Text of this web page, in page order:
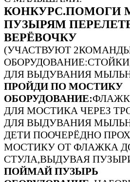
ПУЗЫРЯМ
ВЕРЁВОЧКУ
(УЧАСТВУЮТ
ДЛЯ ВЫДУВАНИЯ
ПРОЙДИ ПО МОСТИКУ
ОБОРУДОВАНИЕ:
ДЛЯ МОСТИКА ЧЕРЕЗ
ДЛЯ ВЫДУВАНИЯ
ДЕТИ ПООЧЕРЁДНО
МОСТИКУ ОТ ФЛАЖКА
СТУЛА,ВЫДУВАЯ
ПОЙМАЙ ПУЗЫРЬ